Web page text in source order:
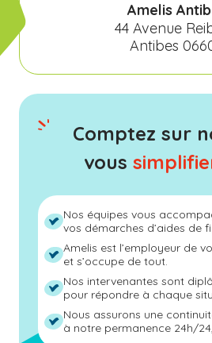
Amelis
44 Avenue
Antibes
Comptez sur
vous
Nos équipes vous
vos démarches d’aides de
Amelis est l’employeur de
et s’occupe de tout.
Nos intervenantes sont
pour répondre à chaque
Nous assurons une
à notre permanence 24h/